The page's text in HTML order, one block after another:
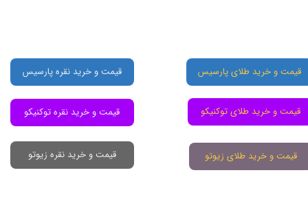
قیمت و خرید طلای پارسیس قیمت و خرید نقره پارسیس
قیمت و خرید طلای توکنیکو قیمت و خرید نقره توکنیکو
قیمت و خرید طلای زیوتو قیمت و خرید نقره زیوتو